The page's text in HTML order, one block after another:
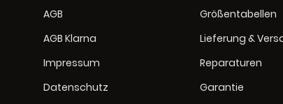
AGB
AGB Klarna
Impressum
Datenschutz
Größentabellen
Lieferung &
Reparaturen
Garantie